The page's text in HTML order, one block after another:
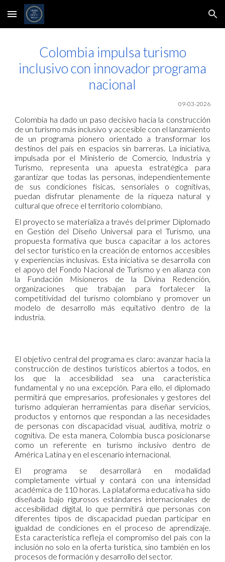
Skip to main content Skip to navigation
Colombia impulsa turismo
inclusivo con innovador programa
nacional
09-03-2026
Colombia ha dado un paso decisivo hacia la construcción
de un turismo más inclusivo y accesible con el lanzamiento
de un programa pionero orientado a transformar los
destinos del país en espacios sin barreras. La iniciativa,
impulsada por el Ministerio de Comercio, Industria y
Turismo, representa una apuesta estratégica para
garantizar que todas las personas, independientemente
de sus condiciones físicas, sensoriales o cognitivas,
puedan disfrutar plenamente de la riqueza natural y
cultural que ofrece el territorio colombiano.
El proyecto se materializa a través del primer Diplomado
en Gestión del Diseño Universal para el Turismo, una
propuesta formativa que busca capacitar a los actores
del sector turístico en la creación de entornos accesibles
y experiencias inclusivas. Esta iniciativa se desarrolla con
el apoyo del Fondo Nacional de Turismo y en alianza con
la Fundación Misioneros de la Divina Redención,
organizaciones que trabajan para fortalecer la
competitividad del turismo colombiano y promover un
modelo de desarrollo más equitativo dentro de la
industria.
El objetivo central del programa es claro: avanzar hacia la
construcción de destinos turísticos abiertos a todos, en
los que la accesibilidad sea una característica
fundamental y no una excepción. Para ello, el diplomado
permitirá que empresarios, profesionales y gestores del
turismo adquieran herramientas para diseñar servicios,
productos y entornos que respondan a las necesidades
de personas con discapacidad visual, auditiva, motriz o
cognitiva. De esta manera, Colombia busca posicionarse
como un referente en turismo inclusivo dentro de
América Latina y en el escenario internacional.
El programa se desarrollará en modalidad
completamente virtual y contará con una intensidad
académica de 110 horas. La plataforma educativa ha sido
diseñada bajo rigurosos estándares internacionales de
accesibilidad digital, lo que permitirá que personas con
diferentes tipos de discapacidad puedan participar en
igualdad de condiciones en el proceso de aprendizaje.
Esta característica refleja el compromiso del país con la
inclusión no solo en la oferta turística, sino también en los
procesos de formación y desarrollo del sector.